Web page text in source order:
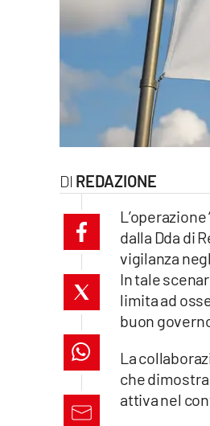
ilvibonese.it
catanzarochannel.it
lacapitalenews.it
REDAZIONE
dalla Dda di
vigilanza
In tale
limita ad
buon
La
che
attiva nel